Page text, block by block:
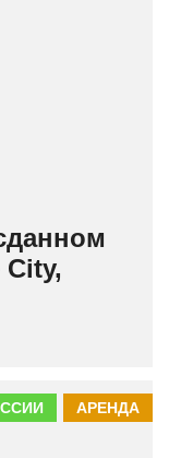
АРЕНДА